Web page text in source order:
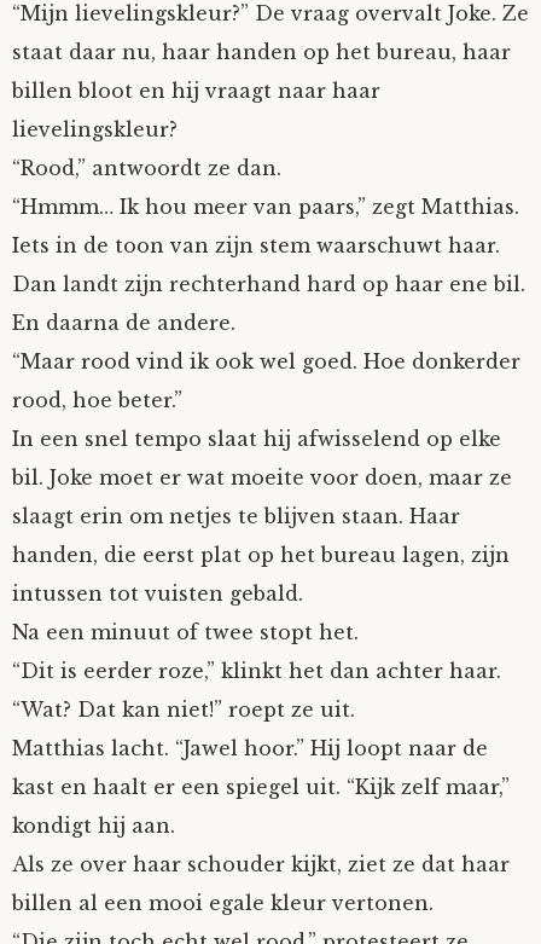
“Mijn lievelingskleur?” De vraag overvalt Joke. Ze
staat daar nu, haar handen op het bureau, haar
billen bloot en hij vraagt naar haar
lievelingskleur?
“Rood,” antwoordt ze dan.
“Hmmm… Ik hou meer van paars,” zegt Matthias.
Iets in de toon van zijn stem waarschuwt haar.
Dan landt zijn rechterhand hard op haar ene bil.
En daarna de andere.
“Maar rood vind ik ook wel goed. Hoe donkerder
rood, hoe beter.”
In een snel tempo slaat hij afwisselend op elke
bil. Joke moet er wat moeite voor doen, maar ze
slaagt erin om netjes te blijven staan. Haar
handen, die eerst plat op het bureau lagen, zijn
intussen tot vuisten gebald.
Na een minuut of twee stopt het.
“Dit is eerder roze,” klinkt het dan achter haar.
“Wat? Dat kan niet!” roept ze uit.
Matthias lacht. “Jawel hoor.” Hij loopt naar de
kast en haalt er een spiegel uit. “Kijk zelf maar,”
kondigt hij aan.
Als ze over haar schouder kijkt, ziet ze dat haar
billen al een mooi egale kleur vertonen.